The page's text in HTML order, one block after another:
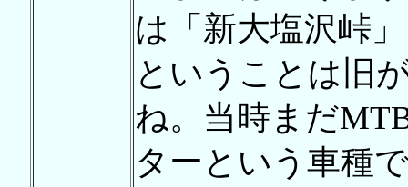
は「新大塩沢峠
ということは旧
ね。当時まだ
ターという車種